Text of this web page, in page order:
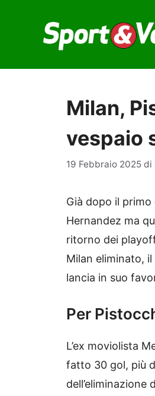
contenuto
Milan,
vespaio
19 Febbraio 2025 di
Già dopo il
Hernandez ma
ritorno dei
Milan eliminato,
lancia in suo
Per
L’ex moviolista
fatto 30 gol, più
dell’eliminazione